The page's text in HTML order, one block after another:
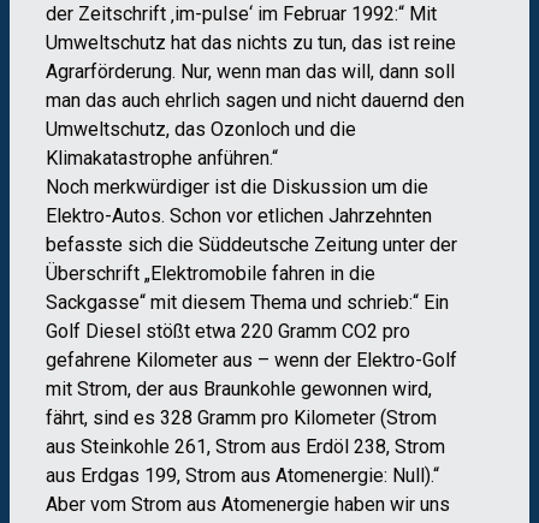
der Zeitschrift ‚im-pulse‘ im Februar 1992:“ Mit
Umweltschutz hat das nichts zu tun, das ist reine
Agrarförderung. Nur, wenn man das will, dann soll
man das auch ehrlich sagen und nicht dauernd den
Umweltschutz, das Ozonloch und die
Klimakatastrophe anführen.“
Noch merkwürdiger ist die Diskussion um die
Elektro-Autos. Schon vor etlichen Jahrzehnten
befasste sich die Süddeutsche Zeitung unter der
Überschrift „Elektromobile fahren in die
Sackgasse“ mit diesem Thema und schrieb:“ Ein
Golf Diesel stößt etwa 220 Gramm CO2 pro
gefahrene Kilometer aus – wenn der Elektro-Golf
mit Strom, der aus Braunkohle gewonnen wird,
fährt, sind es 328 Gramm pro Kilometer (Strom
aus Steinkohle 261, Strom aus Erdöl 238, Strom
aus Erdgas 199, Strom aus Atomenergie: Null).“
Aber vom Strom aus Atomenergie haben wir uns